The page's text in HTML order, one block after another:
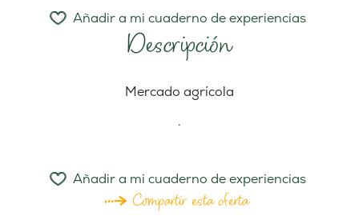
Descripción
Añadir a mi cuaderno de experiencias
Mercado agrícola
.
Añadir a mi cuaderno de experiencias
Compartir esta oferta